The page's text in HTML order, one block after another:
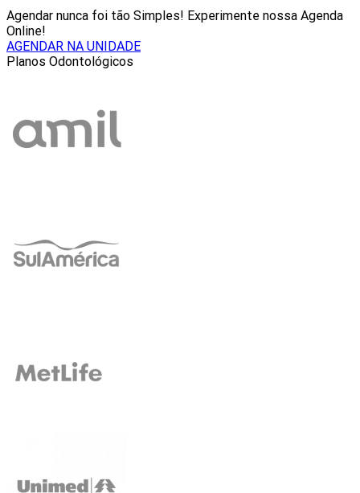
Agendar nunca foi tão Simples! Experimente nossa Agenda
Online!
AGENDAR NA UNIDADE
Planos Odontológicos